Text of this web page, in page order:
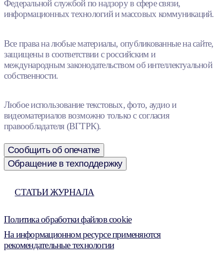
Федеральной службой по надзору в сфере связи,
информационных технологий и массовых коммуникаций.
Все права на любые материалы, опубликованные на сайте,
защищены в соответствии с российским и
международным законодательством об интеллектуальной
собственности.
Любое использование текстовых, фото, аудио и
видеоматериалов возможно только с согласия
правообладателя (ВГТРК).
Сообщить об опечатке
Обращение в техподдержку
СТАТЬИ ЖУРНАЛА
Политика обработки файлов cookie
На информационном ресурсе применяются
рекомендательные технологии